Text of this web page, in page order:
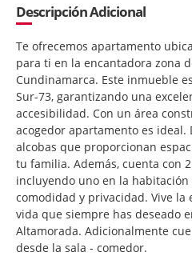
Descripción Adicional
Te ofrecemos apartamento
para ti en la encantadora zona
Cundinamarca. Este inmueble
Sur-73, garantizando una
accesibilidad. Con un área
acogedor apartamento es ideal.
alcobas que proporcionan
tu familia. Además, cuenta con
incluyendo uno en la
comodidad y privacidad. Vive la
vida que siempre has deseado
Altamorada. Adicionalmente
desde la sala - comedor.